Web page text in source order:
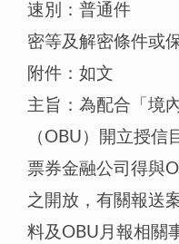
速別：普通件
密等及解密條件或
附件：如文
主旨：為配合「境
（OBU）開立授信
票券金融公司得與
之開放，有關報送
料及OBU月報相關